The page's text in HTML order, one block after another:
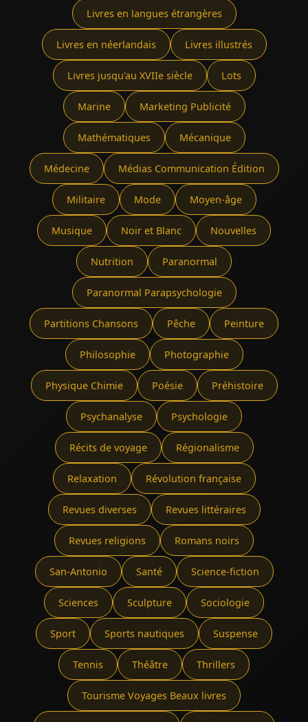
Livres en langues étrangères
Livres en néerlandais Livres illustrés
Livres jusqu'au XVIIe siècle Lots
Marine Marketing Publicité
Mathématiques Mécanique
Médecine Médias Communication Édition
Militaire Mode Moyen-âge
Musique Noir et Blanc Nouvelles
Nutrition Paranormal
Paranormal Parapsychologie
Partitions Chansons Pêche Peinture
Philosophie Photographie
Physique Chimie Poésie Préhistoire
Psychanalyse Psychologie
Récits de voyage Régionalisme
Relaxation Révolution française
Revues diverses Revues littéraires
Revues religions Romans noirs
San-Antonio Santé Science-fiction
Sciences Sculpture Sociologie
Sport Sports nautiques Suspense
Tennis Théâtre Thrillers
Tourisme Voyages Beaux livres